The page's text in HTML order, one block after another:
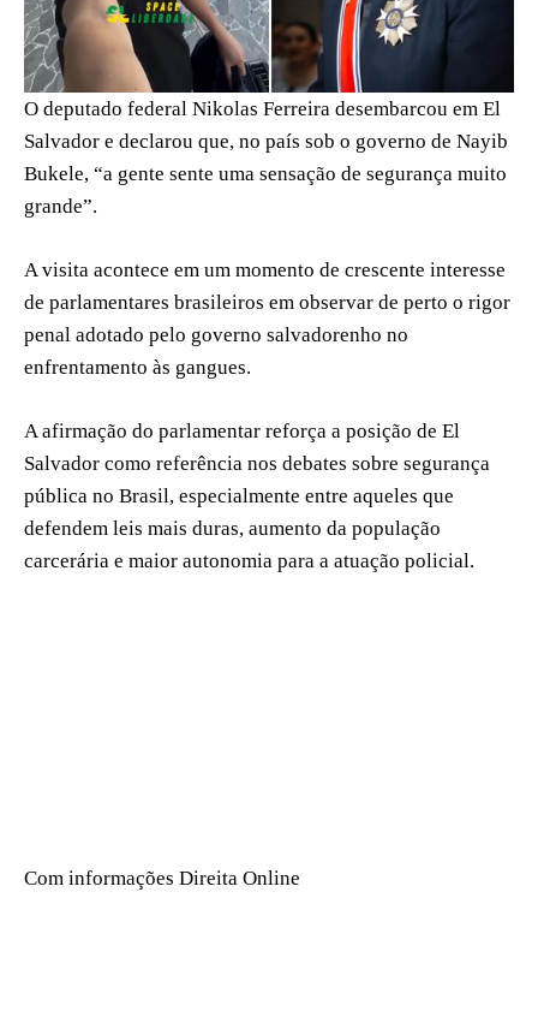
O deputado federal Nikolas Ferreira desembarcou em El
Salvador e declarou que, no país sob o governo de Nayib
Bukele, “a gente sente uma sensação de segurança muito
grande”.
A visita acontece em um momento de crescente interesse
de parlamentares brasileiros em observar de perto o rigor
penal adotado pelo governo salvadorenho no
enfrentamento às gangues.
A afirmação do parlamentar reforça a posição de El
Salvador como referência nos debates sobre segurança
pública no Brasil, especialmente entre aqueles que
defendem leis mais duras, aumento da população
carcerária e maior autonomia para a atuação policial.
Com informações Direita Online